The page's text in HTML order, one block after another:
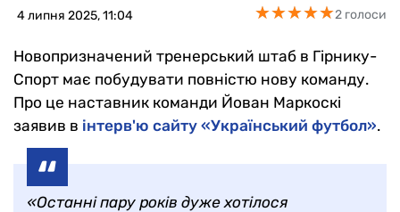
4 липня 2025, 11:04
★★★★★
★★★★★2 голоси
Новопризначений тренерський штаб в Гірнику-
Спорт має побудувати повністю нову команду.
Про це наставник команди Йован Маркоскі
заявив в інтерв'ю сайту «Український футбол».
«Останні пару років дуже хотілося